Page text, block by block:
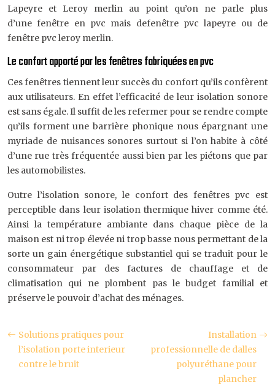
Lapeyre et Leroy merlin au point qu’on ne parle plus
d’une fenêtre en pvc mais defenêtre pvc lapeyre ou de
fenêtre pvc leroy merlin.
Le confort apporté par les fenêtres fabriquées en pvc
Ces fenêtres tiennent leur succès du confort qu’ils confèrent
aux utilisateurs. En effet l’efficacité de leur isolation sonore
est sans égale. Il suffit de les refermer pour se rendre compte
qu’ils forment une barrière phonique nous épargnant une
myriade de nuisances sonores surtout si l’on habite à côté
d’une rue très fréquentée aussi bien par les piétons que par
les automobilistes.
Outre l’isolation sonore, le confort des fenêtres pvc est
perceptible dans leur isolation thermique hiver comme été.
Ainsi la température ambiante dans chaque pièce de la
maison est ni trop élevée ni trop basse nous permettant de la
sorte un gain énergétique substantiel qui se traduit pour le
consommateur par des factures de chauffage et de
climatisation qui ne plombent pas le budget familial et
préserve le pouvoir d’achat des ménages.
Solutions pratiques pour
l’isolation porte interieur
contre le bruit
Installation
professionnelle de dalles
polyuréthane pour
plancher